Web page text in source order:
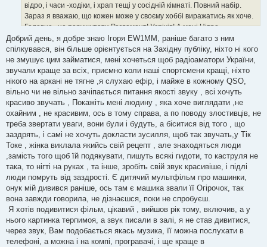
відро, і часи -ходіки, і храп тещі у сосідній кімнаті. Повний набір.
Зараз я вважаю, що кожен може у своєму хоббі виражатись як хоче.
Головне, не порушувати Регламент! Успіхів! А мені Нітро
подобається з того фільму. Зв'язок за будь яку ціну.
Добрий день, я добре знаю Ігоря EW1MM, раніше багато з ним
спілкувався, він більше орієнтується на Західну публіку, ніхто ні кого
не змушує цим займатися, мені хочеться щоб радіоаматори України,
звучали краще за всіх, приємно коли наші спортсмени кращі, ніхто
нікого на аркані не тягне ,я слухаю ефір, і майже в кожному QSO,
вільно чи не вільно зачіпається питання якості звуку , всі хочуть
красиво звучать , Покажіть мені людину , яка хоче виглядати ,не
охайним , не красивим, ось в тому справа, а по поводу злостивців, не
треба звертати уваги, вони були і будуть, а біситися від того , що
заздрять, і самі не хочуть докласти зусилля, щоб так звучать,у Тік
Токе , жінка виклала якийсь свій рецепт , але знаходяться люди
,замість того щоб їй подякувати, пишуть всякі гидоти, то каструля не
така, то нігті на руках , та інше, зробіть свій звук красивіше, і підлі
люди помруть від заздрості. Є дитячий мультфільм про машинки,
онук мій дивився раніше, ось там є машика звали її Огірочок, так
вона завжди говорила, не дізнаєшся, поки не спробуєш.
Я хотів подивитися фільм, цікавий , вийшов рік тому, включив, а у
нього картинка терпимоя, а звук писали в залі, я не став дивитися,
через звук, Вам подобається якась музика, її можна послухати в
телефоні, а можна і на компі, програвачі, і ще краще в